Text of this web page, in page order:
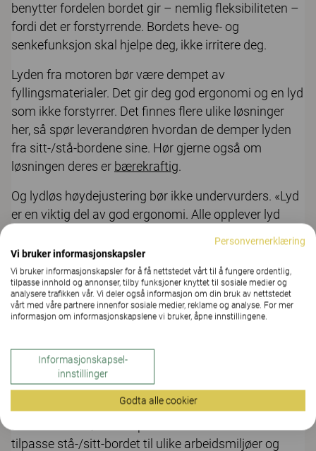
benytter fordelen bordet gir – nemlig fleksibiliteten –
fordi det er forstyrrende. Bordets heve- og
senkefunksjon skal hjelpe deg, ikke irritere deg.
Lyden fra motoren bør være dempet av
fyllingsmaterialer. Det gir deg god ergonomi og en lyd
som ikke forstyrrer. Det finnes flere ulike løsninger
her, så spør leverandøren hvordan de demper lyden
fra sitt-/stå-bordene sine. Hør gjerne også om
løsningen deres er bærekraftig.
Og lydløs høydejustering bør ikke undervurders. «Lyd
er en viktig del av god ergonomi. Alle opplever lyd
hvilken arbeidsoppgave man jobber med og
dagsformen. Uansett – vi vet lyd påvirker
arbeidsmiljøet i stor grad», sier ergonom Anders
Lundahl.
arbeidsmiljøet
Bevegelse og fleksibilitet
tilpasse stå-/sitt-bordet til ulike arbeidsmiljøer og
Personvernerklæring
Vi bruker informasjonskapsler
Vi bruker informasjonskapsler for å få nettstedet vårt til å fungere ordentlig,
tilpasse innhold og annonser, tilby funksjoner knyttet til sosiale medier og
analysere trafikken vår. Vi deler også informasjon om din bruk av nettstedet
vårt med våre partnere innenfor sosiale medier, reklame og analyse. For mer
informasjon om informasjonskapslene vi bruker, åpne innstillingene.
Informasjonskapsel-
innstillinger
Godta alle cookier